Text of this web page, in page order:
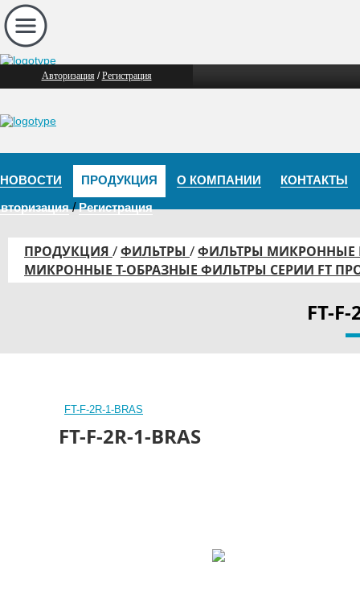
Авторизация /Регистрация
НОВОСТИ ПРОДУКЦИЯ О КОМПАНИИ
КОНТАКТЫ
/Регистрация
ПРОДУКЦИЯ /ФИЛЬТРЫ /ФИЛЬТРЫ МИКРОННЫЕ
МИКРОННЫЕ Т-ОБРАЗНЫЕ ФИЛЬТРЫ СЕРИИ FT
FT-F-
FT-F-2R-1-BRAS
FT-F-2R-1-BRAS